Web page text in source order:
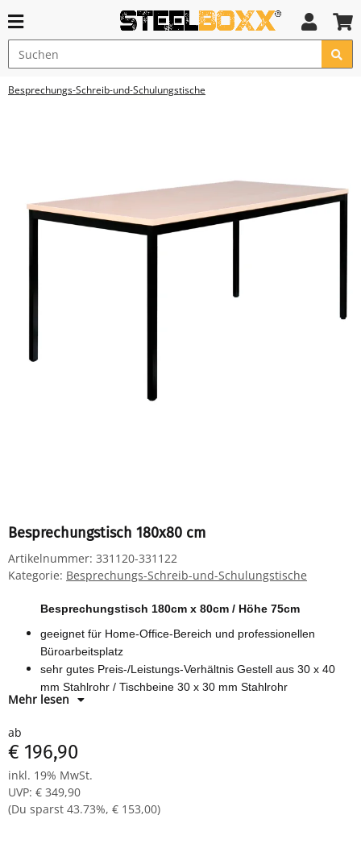
Besprechungs-Schreib-und-Schulungstische
Besprechungstisch 180x80 cm
Artikelnummer: 331120-331122
Kategorie: Besprechungs-Schreib-und-Schulungstische
Besprechungstisch 180cm x 80cm / Höhe 75cm
geeignet für Home-Office-Bereich und professionellen
Büroarbeitsplatz
sehr gutes Preis-/Leistungs-Verhältnis Gestell aus 30 x 40
mm Stahlrohr / Tischbeine 30 x 30 mm Stahlrohr
Pulverbeschichtet mit Bodenausgleichsfüßen
24 Monate Herstellergarantie
leichte Montage (Zeitaufwand ca. 10 Minuten)
Maße: 750 x 1600 x 800 mm (HxBxT)
Mehr lesen
ab
€ 196,90
inkl. 19% MwSt.
UVP: € 349,90
(Du sparst 43.73%, € 153,00)